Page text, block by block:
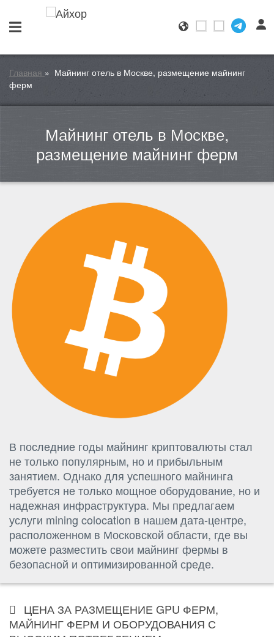
Главная » Майнинг отель в Москве, размещение майнинг
ферм
Майнинг отель в Москве,
размещение майнинг ферм
В последние годы майнинг криптовалюты стал
не только популярным, но и прибыльным
занятием. Однако для успешного майнинга
требуется не только мощное оборудование, но и
надежная инфраструктура. Мы предлагаем
услуги mining colocation в нашем дата-центре,
расположенном в Московской области, где вы
можете разместить свои майнинг фермы в
безопасной и оптимизированной среде.
ЦЕНА ЗА РАЗМЕЩЕНИЕ GPU ФЕРМ,
МАЙНИНГ ФЕРМ И ОБОРУДОВАНИЯ С